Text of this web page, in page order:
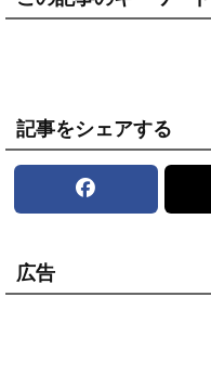
記事をシェアする
広告